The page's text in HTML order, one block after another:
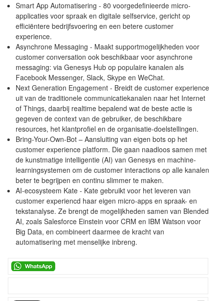
Smart App Automatisering - 80 voorgedefinieerde micro-
applicaties voor spraak en digitale selfservice, gericht op
efficiëntere bedrijfsvoering en een betere customer
experience.
Asynchrone Messaging - Maakt supportmogelijkheden voor
customer conversation ook beschikbaar voor asynchrone
messaging: via Genesys Hub op populaire kanalen als
Facebook Messenger, Slack, Skype en WeChat.
Next Generation Engagement - Breidt de customer experience
uit van de traditionele communicatiekanalen naar het Internet
of Things, daarbij realtime bepalend wat de beste actie is
gegeven de context van de gebruiker, de beschikbare
resources, het klantprofiel en de organisatie-doelstellingen.
Bring-Your-Own-Bot – Aansluiting van eigen bots op het
customer experience platform. Die gaan naadloos samen met
de kunstmatige intelligentie (AI) van Genesys en machine-
learningsystemen om de customer interactions op alle kanalen
beter te begrijpen en continu slimmer te maken.
AI-ecosysteem Kate - Kate gebruikt voor het leveren van
customer experiencd haar eigen micro-apps en spraak- en
tekstanalyse. Ze brengt de mogelijkheden samen van Blended
AI, zoals Salesforce Einstein voor CRM en IBM Watson voor
Big Data, en combineert daarmee de kracht van
automatisering met menselijke inbreng.